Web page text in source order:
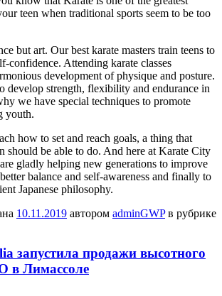
teen when traditional sports seem to be too
but art. Our best karate masters train teens to
confidence. Attending karate classes
development of physique and posture.
develop strength, flexibility and endurance in
we have special techniques to promote
youth.
how to set and reach goals, a thing that
should be able to do. And here at Karate City
gladly helping new generations to improve
balance and self-awareness and finally to
Japanese philosophy.
10.11.2019 автором adminGWPв рубрике
запустила продажи высотного
в Лимассоле